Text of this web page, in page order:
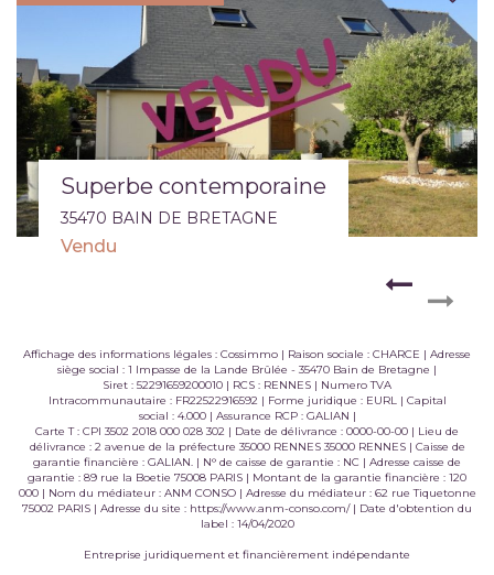
Superbe contemporaine
35470 BAIN DE BRETAGNE
Vendu
Affichage des informations légales : Cossimmo | Raison sociale : CHARCE | Adresse
siège social : 1 Impasse de la Lande Brûlée - 35470 Bain de Bretagne |
Siret : 52291659200010 | RCS : RENNES | Numero TVA
Intracommunautaire : FR22522916592 | Forme juridique : EURL | Capital
social : 4.000 | Assurance RCP : GALIAN |
Carte T : CPI 3502 2018 000 028 302 | Date de délivrance : 0000-00-00 | Lieu de
délivrance : 2 avenue de la préfecture 35000 RENNES 35000 RENNES | Caisse de
garantie financière : GALIAN. | N° de caisse de garantie : NC | Adresse caisse de
garantie : 89 rue la Boetie 75008 PARIS | Montant de la garantie financière : 120
000 | Nom du médiateur : ANM CONSO | Adresse du médiateur : 62 rue Tiquetonne
75002 PARIS | Adresse du site : https://www.anm-conso.com/| Date d'obtention du
label : 14/04/2020
Entreprise juridiquement et financièrement indépendante